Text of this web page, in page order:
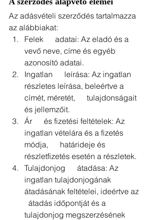
Az adásvételi szerződés tartalmazza
az alábbiakat:
Felek      adatai: Az eladó és a
vevő neve, címe és egyéb
azonosító adatai.
Ingatlan      leírása: Az ingatlan
részletes leírása, beleértve a
címét, méretét,      tulajdonságait
és jellemzőit.
Ár      és fizetési feltételek: Az
ingatlan vételára és a fizetés
módja,      határideje és
részletfizetés esetén a részletek.
Tulajdonjog      átadása: Az
ingatlan tulajdonjogának
átadásának feltételei, ideértve az
  átadás időpontját és a
tulajdonjog megszerzésének